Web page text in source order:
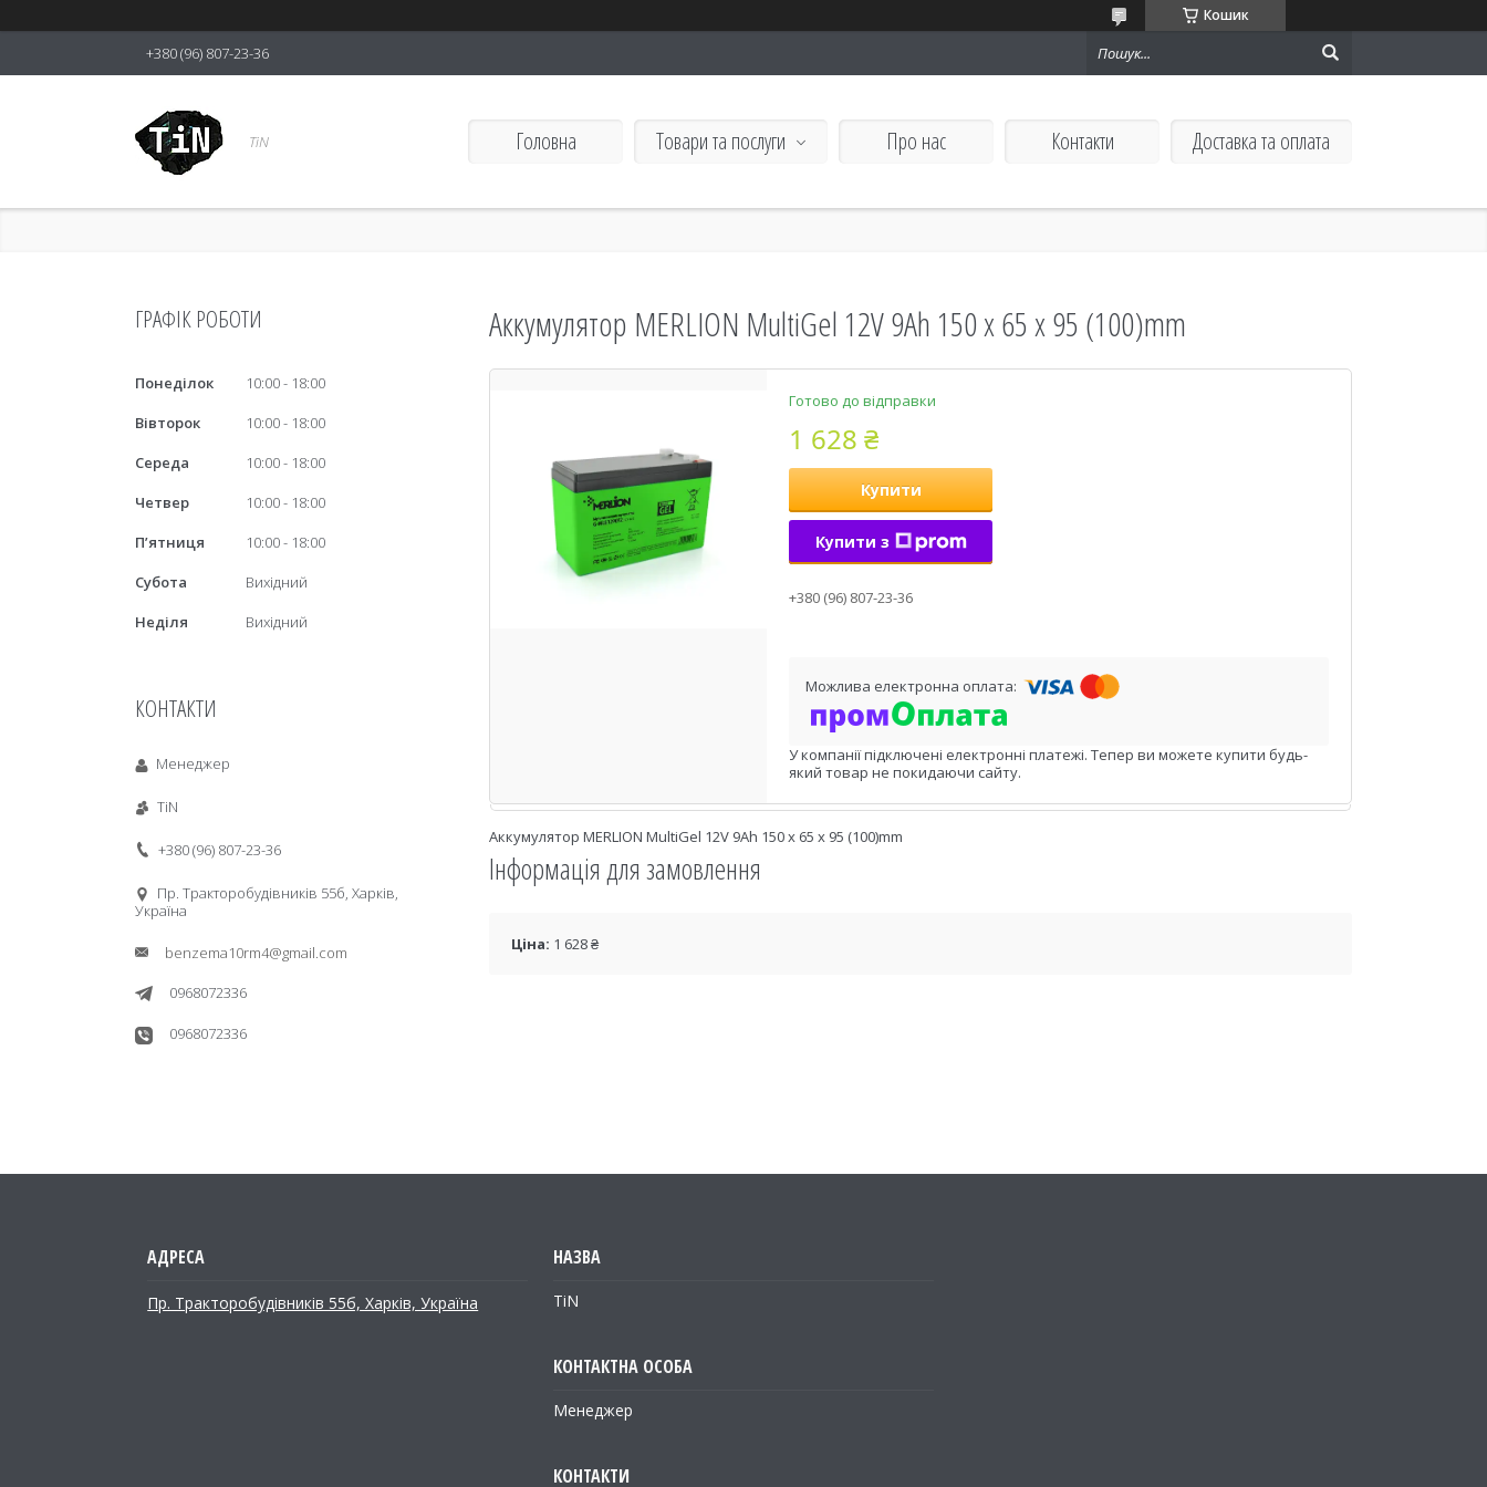
Кошик
+380 (96) 807-23-36
TiN Головна Товари та послуги Про нас Контакти Доставка та оплата
Аккумулятор MERLION MultiGel 12V 9Ah 150 x 65 x 95 (100)mm
Готово до відправки
1 628 ₴
Купити
Купити з
+380 (96) 807-23-36
У компанії підключені електронні платежі. Тепер ви можете купити будь-
який товар не покидаючи сайту.
Аккумулятор MERLION MultiGel 12V 9Ah 150 x 65 x 95 (100)mm
Інформація для замовлення
Ціна: 1 628 ₴
ГРАФІК РОБОТИ
Понеділок 10:00
18:00
Вівторок
10:00
18:00
Середа
10:00
18:00
Четвер
10:00
18:00
Пʼятниця
10:00
18:00
Субота
Вихідний
Неділя
Вихідний
КОНТАКТИ
Менеджер
TiN
+380 (96) 807-23-36
Пр. Тракторобудiвникiв 55б, Харків,
Україна
benzema10rm4@gmail.com
0968072336
0968072336
Пр. Тракторобудiвникiв 55б, Харків, Україна TiN
Менеджер